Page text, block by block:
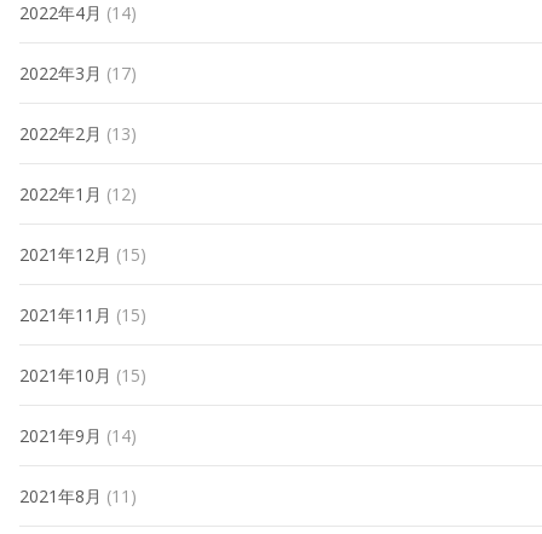
2022年4月 (14)
2022年3月 (17)
2022年2月 (13)
2022年1月 (12)
2021年12月 (15)
2021年11月 (15)
2021年10月 (15)
2021年9月 (14)
2021年8月 (11)